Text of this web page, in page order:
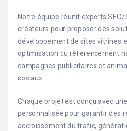
Notre équipe réunit experts
créateurs pour proposer des
développement de sites vitrines
optimisation du référencement
campagnes publicitaires et
sociaux.
Chaque projet est conçu avec
personnalisée pour garantir des
accroissement du trafic,